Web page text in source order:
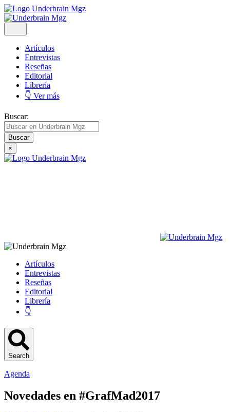
Artículos
Entrevistas
Reseñas
Editorial
Librería
👇 Ver más
Buscar:
×
Artículos
Entrevistas
Reseñas
Editorial
Librería
👇
Search
Agenda
Novedades en #GrafMad2017